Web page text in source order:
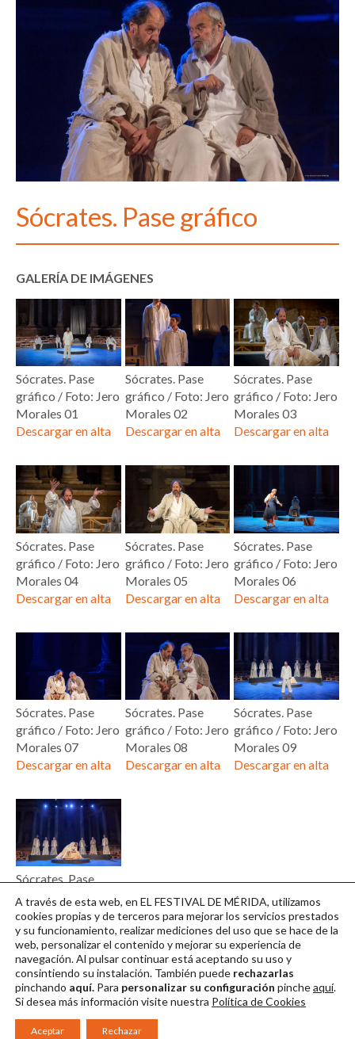
Sócrates. Pase gráfico
GALERÍA DE IMÁGENES
Sócrates. Pase
gráfico / Foto: Jero
Morales 01
Descargar en alta
Sócrates. Pase
gráfico / Foto: Jero
Morales 02
Descargar en alta
Sócrates. Pase
gráfico / Foto: Jero
Morales 03
Descargar en alta
Sócrates. Pase
gráfico / Foto: Jero
Morales 04
Descargar en alta
Sócrates. Pase
gráfico / Foto: Jero
Morales 05
Descargar en alta
Sócrates. Pase
gráfico / Foto: Jero
Morales 06
Descargar en alta
Sócrates. Pase
gráfico / Foto: Jero
Morales 07
Descargar en alta
Sócrates. Pase
gráfico / Foto: Jero
Morales 08
Descargar en alta
Sócrates. Pase
gráfico / Foto: Jero
Morales 09
Descargar en alta
Sócrates. Pase
gráfico / Foto: Jero
Morales 10
Descargar en alta
A través de esta web, en EL FESTIVAL DE MÉRIDA, utilizamos
cookies propias y de terceros para mejorar los servicios prestados
y su funcionamiento, realizar mediciones del uso que se hace de la
web, personalizar el contenido y mejorar su experiencia de
navegación. Al pulsar continuarestá aceptando su uso y
consintiendo su instalación. También puede rechazarlas
pinchando aquí. Para personalizar su configuración pincheaquí.
Si desea más información visite nuestra Política de Cookies
Aceptar Rechazar